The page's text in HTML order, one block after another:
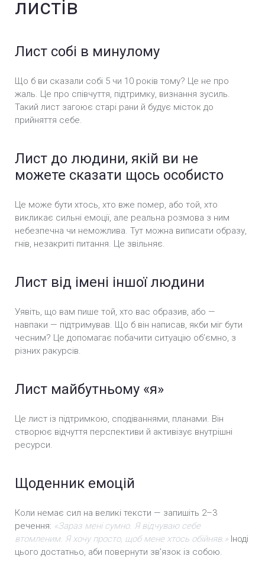
листів
Лист собі в минулому
Що б ви сказали собі 5 чи 10 років тому? Це не про
жаль. Це про співчуття, підтримку, визнання зусиль.
Такий лист загоює старі рани й будує місток до
прийняття себе.
Лист до людини, якій ви не
можете сказати щось особисто
Це може бути хтось, хто вже помер, або той, хто
викликає сильні емоції, але реальна розмова з ним
небезпечна чи неможлива. Тут можна виписати образу,
гнів, незакриті питання. Це звільняє.
Лист від імені іншої людини
Уявіть, що вам пише той, хто вас образив, або —
навпаки — підтримував. Що б він написав, якби міг бути
чесним? Це допомагає побачити ситуацію об’ємно, з
різних ракурсів.
Лист майбутньому «я»
Це лист із підтримкою, сподіваннями, планами. Він
створює відчуття перспективи й активізує внутрішні
ресурси.
Щоденник емоцій
Коли немає сил на великі тексти — запишіть 2–3
речення: «Зараз мені сумно. Я відчуваю себе
втомленим. Я хочу просто, щоб мене хтось обійняв.» Іноді
цього достатньо, аби повернути зв’язок із собою.